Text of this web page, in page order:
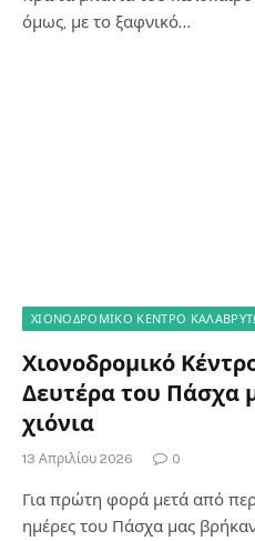
όμως, με το ξαφνικό…
ΧΙΟΝΟΔΡΟΜΙΚΟ ΚΕΝΤΡΟ
Χιονοδρομικό
Δευτέρα του Πάσχα
χιόνια
13 Απριλίου 2026 0
Για πρώτη φορά μετά από
ημέρες του Πάσχα μας